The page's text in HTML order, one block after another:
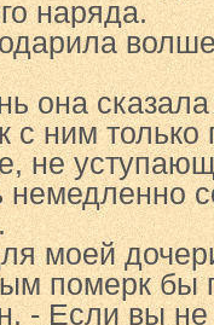
наряда.
она
с ним только
не
немедленно
моей
померк бы
- Если вы